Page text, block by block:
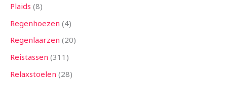
Plaids 8
Regenhoezen 4
Regenlaarzen 20
Reistassen 311
Relaxstoelen 28